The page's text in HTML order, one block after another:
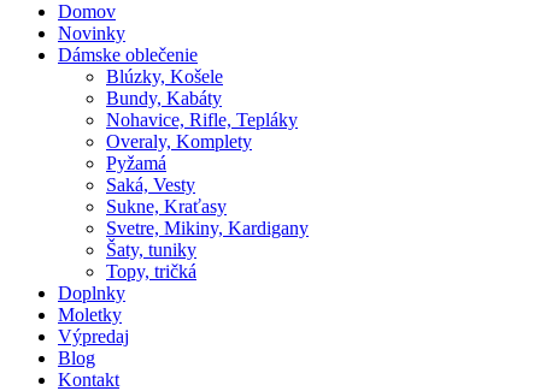
Domov
Novinky
Dámske oblečenie
Blúzky, Košele
Bundy, Kabáty
Nohavice, Rifle, Tepláky
Overaly, Komplety
Pyžamá
Saká, Vesty
Sukne, Kraťasy
Svetre, Mikiny, Kardigany
Šaty, tuniky
Topy, tričká
Doplnky
Moletky
Výpredaj
Blog
Kontakt